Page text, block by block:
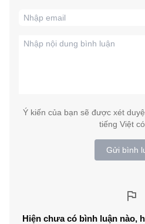
Ý kiến của bạn sẽ được xét
tiếng Việt có
Gửi bình
Hiện chưa có bình luận nào,